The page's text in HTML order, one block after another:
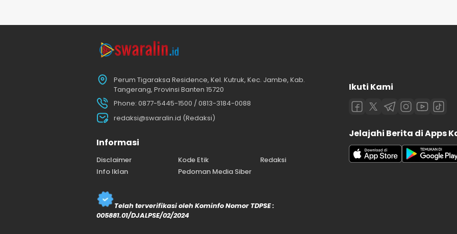
Perum Tigaraksa Residence, Kel. Kutruk, Kec. Jambe, Kab.
Tangerang, Provinsi Banten 15720
Phone: 0877-5445-1500 / 0813-3184-0088
redaksi@swaralin.id (Redaksi)
Informasi
Disclaimer Kode Etik
Redaksi
Info Iklan
Pedoman Media Siber
Telah terverifikasi oleh Kominfo Nomor TDPSE :
005881.01/DJALPSE/02/2024
Ikuti Kami
Jelajahi Berita di Apps